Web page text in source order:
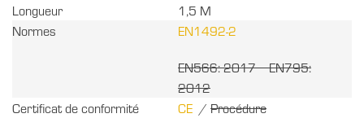
Longueur
1,5 M
Normes
EN1492-2
EN566: 2017 EN795:
2012
Certificat de conformité
CE / Procédure